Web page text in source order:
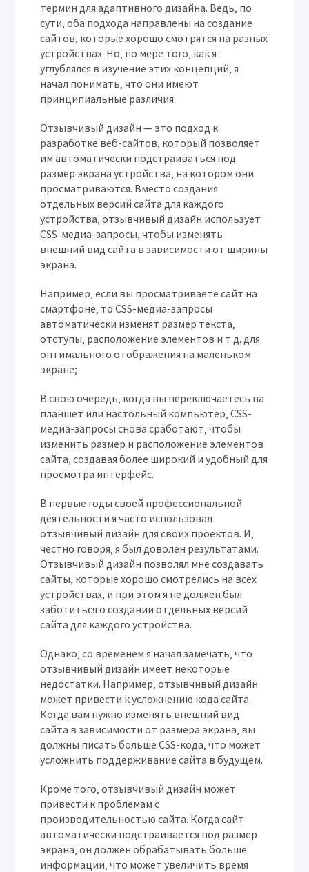
термин для адаптивного дизайна. Ведь‚ по
сути‚ оба подхода направлены на создание
сайтов‚ которые хорошо смотрятся на разных
устройствах. Но‚ по мере того‚ как я
углублялся в изучение этих концепций‚ я
начал понимать‚ что они имеют
принципиальные различия.
Отзывчивый дизайн — это подход к
разработке веб-сайтов‚ который позволяет
им автоматически подстраиваться под
размер экрана устройства‚ на котором они
просматриваются. Вместо создания
отдельных версий сайта для каждого
устройства‚ отзывчивый дизайн использует
CSS-медиа-запросы‚ чтобы изменять
внешний вид сайта в зависимости от ширины
экрана.
Например‚ если вы просматриваете сайт на
смартфоне‚ то CSS-медиа-запросы
автоматически изменят размер текста‚
отступы‚ расположение элементов и т.д. для
оптимального отображения на маленьком
экране;
В свою очередь‚ когда вы переключаетесь на
планшет или настольный компьютер‚ CSS-
медиа-запросы снова сработают‚ чтобы
изменить размер и расположение элементов
сайта‚ создавая более широкий и удобный для
просмотра интерфейс.
В первые годы своей профессиональной
деятельности я часто использовал
отзывчивый дизайн для своих проектов. И‚
честно говоря‚ я был доволен результатами.
Отзывчивый дизайн позволял мне создавать
сайты‚ которые хорошо смотрелись на всех
устройствах‚ и при этом я не должен был
заботиться о создании отдельных версий
сайта для каждого устройства.
Однако‚ со временем я начал замечать‚ что
отзывчивый дизайн имеет некоторые
недостатки. Например‚ отзывчивый дизайн
может привести к усложнению кода сайта.
Когда вам нужно изменять внешний вид
сайта в зависимости от размера экрана‚ вы
должны писать больше CSS-кода‚ что может
усложнить поддерживание сайта в будущем.
Кроме того‚ отзывчивый дизайн может
привести к проблемам с
производительностью сайта. Когда сайт
автоматически подстраивается под размер
экрана‚ он должен обрабатывать больше
информации‚ что может увеличить время